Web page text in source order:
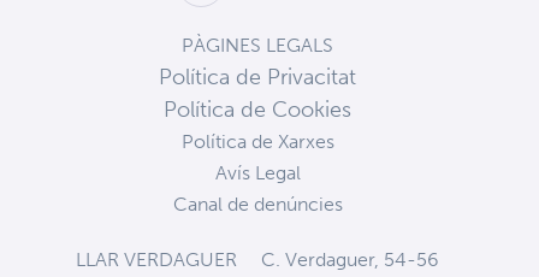
PÀGINES LEGALS
Política de Privacitat
Política de Cookies
Política de Xarxes
Avís Legal
Canal de denúncies
LLAR VERDAGUER C. Verdaguer, 54-56